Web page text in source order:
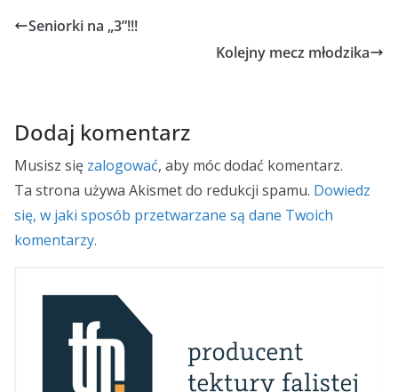
Seniorki na „3”!!!
Kolejny mecz młodzika
Dodaj komentarz
Musisz się zalogować, aby móc dodać komentarz.
Ta strona używa Akismet do redukcji spamu. Dowiedz
się, w jaki sposób przetwarzane są dane Twoich
komentarzy.